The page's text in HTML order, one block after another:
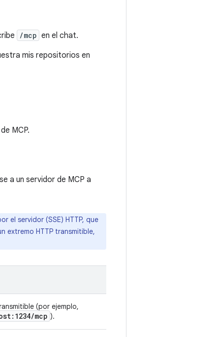
/mcp en el chat.
mis repositorios en
MCP.
a un servidor de MCP a
el servidor (SSE) HTTP, que
extremo HTTP transmitible,
(por ejemplo,
/mcp ).